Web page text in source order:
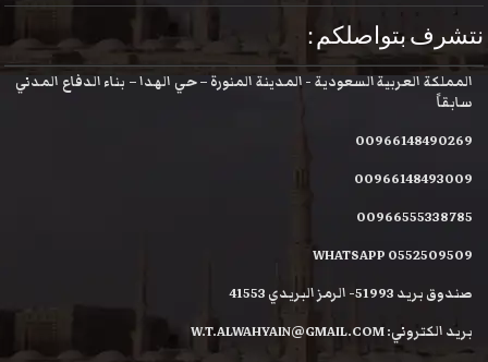
نتشرف بتواصلكم :
المملكة العربية السعودية - المدينة المنورة – حي الهدا – بناء الدفاع المدني
سابقاً
00966148490269
00966148493009
00966555338785
WHATSAPP 0552509509
صندوق بريد 51993- الرمز البريدي 41553
بريد الكتروني: W.T.ALWAHYAIN@GMAIL.COM